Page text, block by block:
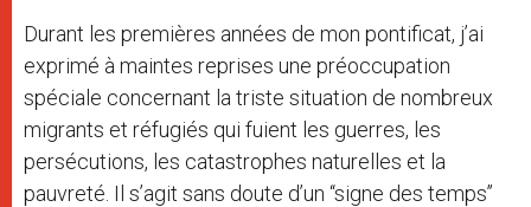
Durant les premières années de mon pontificat, j’ai
exprimé à maintes reprises une préoccupation
spéciale concernant la triste situation de nombreux
migrants et réfugiés qui fuient les guerres, les
persécutions, les catastrophes naturelles et la
pauvreté. Il s’agit sans doute d’un ‘‘signe des temps’’